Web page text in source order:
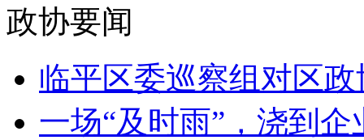
政协要闻
临平区委巡察组对区
一场“及时雨”，浇到